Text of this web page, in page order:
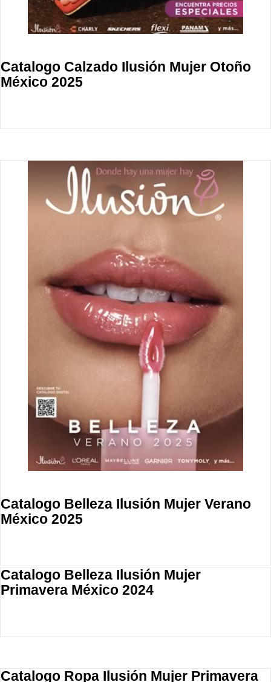
Catalogo Calzado Ilusión Mujer Otoño
México 2025
Catalogo Belleza Ilusión Mujer Verano
México 2025
Catalogo Belleza Ilusión Mujer
Primavera México 2024
Catalogo Ropa Ilusión Mujer Primavera